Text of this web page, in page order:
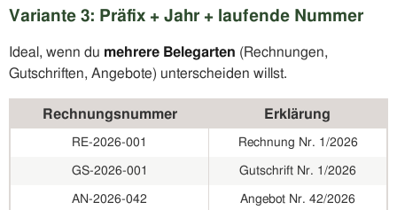
Variante 3: Präfix + Jahr + laufende Nummer
Ideal, wenn du mehrere Belegarten (Rechnungen,
Gutschriften, Angebote) unterscheiden willst.
Rechnungsnummer Erklärung
RE-2026-001 Rechnung Nr. 1/2026
GS-2026-001 Gutschrift Nr. 1/2026
AN-2026-042 Angebot Nr. 42/2026